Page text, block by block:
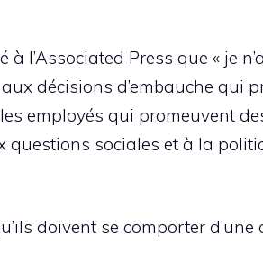
l’Associated Press que « je
décisions d’embauche qui
employés qui promeuvent
sociales et à la
doivent se comporter